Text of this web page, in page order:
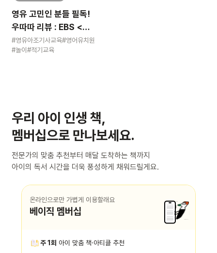
영유 고민인 분들 필독!
우따따 리뷰 : EBS <
영유아 사교육 보고서>
#영유아조기사교육#영어유치원
#놀이 #적기교육
우리 아이 인생 책,
멤버십으로 만나보세요.
전문가의 맞춤 추천부터 매달 도착하는 책까지
아이의 독서 시간을 더욱 풍성하게 채워드릴게요.
온라인으로만 가볍게 이용할래요
베이직 멤버십
주 1회 아이 맞춤 책·아티클 추천